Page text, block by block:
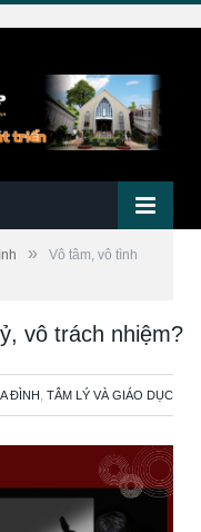
»
Vô tâm, vô tình
vô trách nhiệm?
ĐÌNH TÂM LÝ VÀ GIÁO DỤC